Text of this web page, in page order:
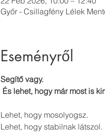
Győr - Csillagfény Lélek
Eseményről
Segítő vagy.
És lehet, hogy már most is
Lehet, hogy mosolyogsz.
Lehet, hogy stabilnak látszol.